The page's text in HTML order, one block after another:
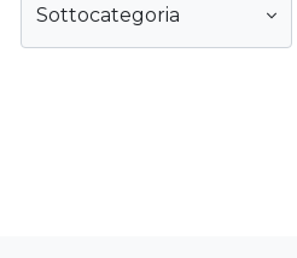
Sottocategoria